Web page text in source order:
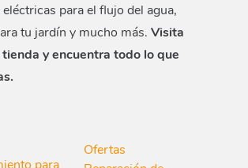
para el flujo del agua,
tu jardín y mucho más. Visita
y encuentra todo lo que
Ofertas